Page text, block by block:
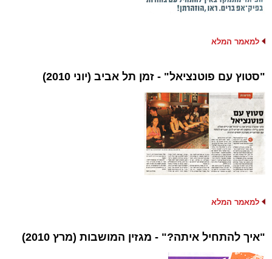
למאמר המלא
"סטוץ עם פוטנציאל" - זמן תל אביב (יוני 2010)
למאמר המלא
"איך להתחיל איתה?" - מגזין המושבות (מרץ 2010)